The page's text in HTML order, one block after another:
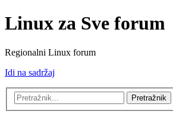
Linux za Sve forum
Regionalni Linux forum
Idi na sadržaj
Pretražnik